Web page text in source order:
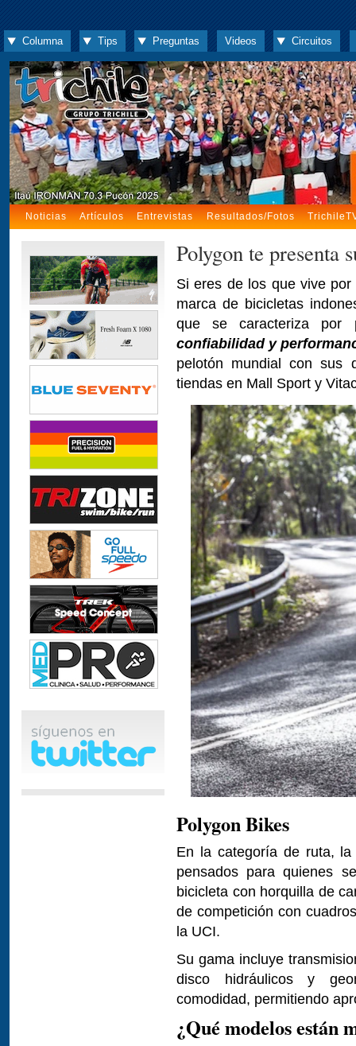
Columna Tips Preguntas Videos Circuitos
Noticias Artículos Entrevistas Resultados/Fotos
Polygon te presenta
Si eres de los que vive
marca de bicicletas
que se caracteriza por
confiabilidad y
pelotón mundial con sus
tiendas en Mall Sport y
Polygon Bikes
En la categoría de ruta,
pensados para quienes
bicicleta con horquilla de
de competición con
la UCI.
Su gama incluye
disco hidráulicos y
comodidad, permitiendo
¿Qué modelos están